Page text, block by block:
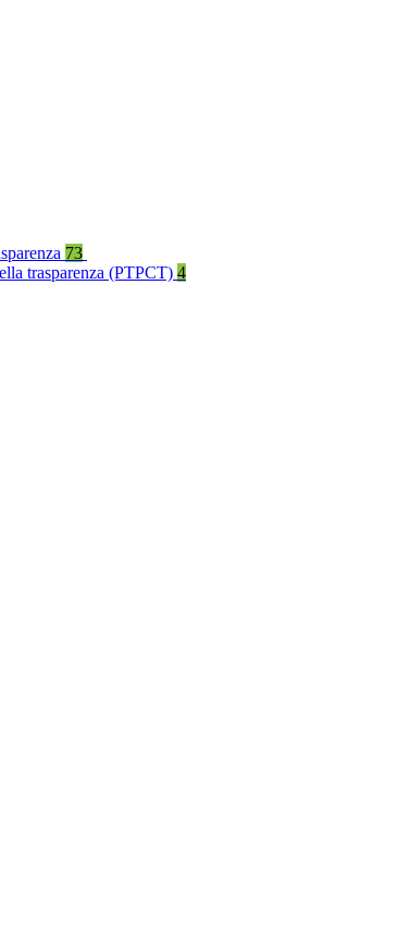
73
trasparenza (PTPCT) 4